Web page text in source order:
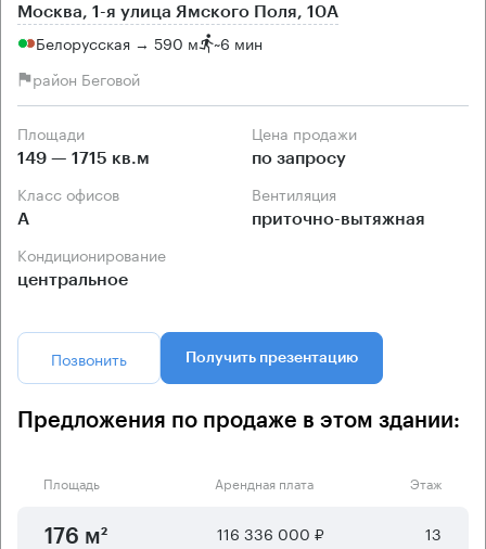
Москва, 1-я улица Ямского Поля, 10А
Белорусская → 590 м ~6 мин
район Беговой
Площади
149 — 1715 кв.м
Цена продажи
по запросу
Класс офисов
А
Вентиляция
приточно-вытяжная
Кондиционирование
центральное
Позвонить Получить презентацию
Предложения по продаже в этом здании:
Площадь Арендная плата Этаж
176 м² 116 336 000 ₽ 13